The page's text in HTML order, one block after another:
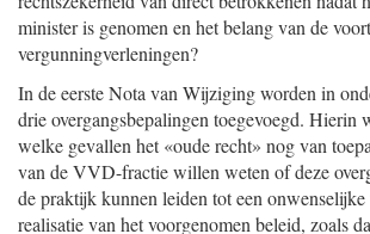
minister is genomen en het belang van de
vergunningverleningen?
In de eerste Nota van Wijziging worden in
drie overgangsbepalingen toegevoegd. Hierin
welke gevallen het «oude recht» nog van
van de VVD-fractie willen weten of deze
de praktijk kunnen leiden tot een
realisatie van het voorgenomen beleid, zoals